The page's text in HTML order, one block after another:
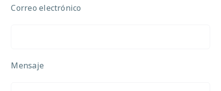
Correo electrónico
Mensaje